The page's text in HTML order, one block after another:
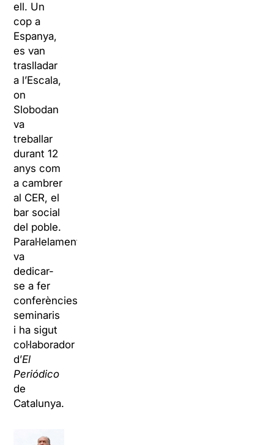
ell. Un
cop a
Espanya,
es van
traslladar
a l’Escala,
on
Slobodan
va
treballar
durant 12
anys com
a cambrer
al CER, el
bar social
del poble.
Paral·lelament,
va
dedicar-
se a fer
conferències,
seminaris
i ha sigut
col·laborador
d’El
Periódico
de
Catalunya.